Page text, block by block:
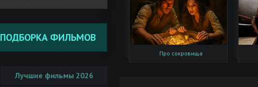
ПОДБОРКА ФИЛЬМОВ
Лучшие фильмы 2026
Про сокровища